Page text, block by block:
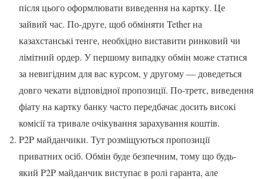
після цього оформлювати виведення на картку. Це
зайвий час. По-друге, щоб обміняти Tether на
казахстанські тенге, необхідно виставити ринковий чи
лімітний ордер. У першому випадку обмін може статися
за невигідним для вас курсом, у другому — доведеться
довго чекати відповідної пропозиції. По-третє, виведення
фіату на картку банку часто передбачає досить високі
комісії та тривале очікування зарахування коштів.
P2P майданчики. Тут розміщуються пропозиції
приватних осіб. Обмін буде безпечним, тому що будь-
який P2P майданчик виступає в ролі гаранта, але